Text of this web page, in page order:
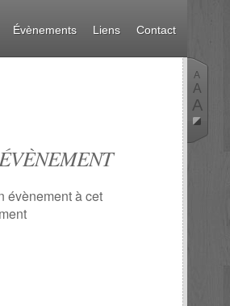
Évènements Liens Contact
A
A
A
évènement à cet